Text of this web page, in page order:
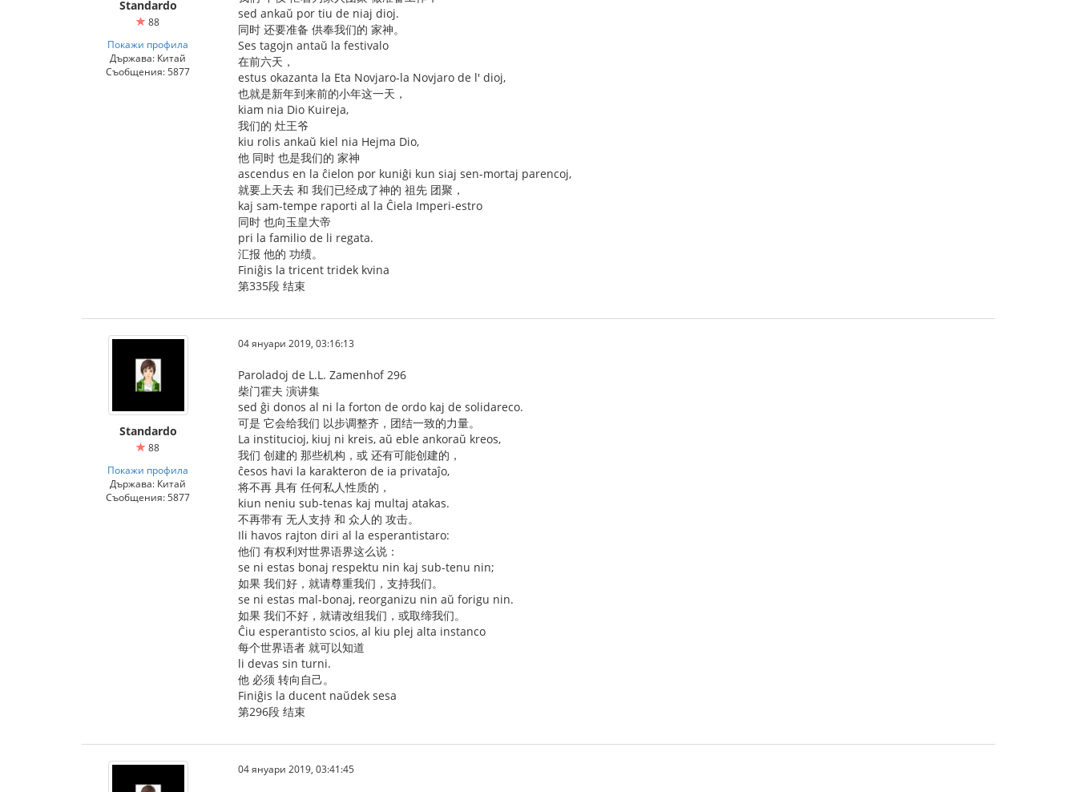
Standardo
88
Покажи профила
Държава: Китай
Съобщения: 5877
sed ankaŭ por tiu de niaj dioj.
同时 还要准备 供奉我们的 家神。
Ses tagojn antaŭ la festivalo
在前六天，
estus okazanta la Eta Novjaro-la Novjaro de l' dioj,
也就是新年到来前的小年这一天，
kiam nia Dio Kuireja,
我们的 灶王爷
kiu rolis ankaŭ kiel nia Hejma Dio,
他 同时 也是我们的 家神
ascendus en la ĉielon por kuniĝi kun siaj sen-mortaj parencoj,
就要上天去 和 我们已经成了神的 祖先 团聚，
kaj sam-tempe raporti al la Ĉiela Imperi-estro
同时 也向玉皇大帝
pri la familio de li regata.
汇报 他的 功绩。
Finiĝis la tricent tridek kvina
第335段 结束
Standardo
88
Покажи профила
Държава: Китай
Съобщения: 5877
04 януари 2019, 03:16:13
Paroladoj de L.L. Zamenhof 296
柴门霍夫 演讲集
sed ĝi donos al ni la forton de ordo kaj de solidareco.
可是 它会给我们 以步调整齐，团结一致的力量。
La institucioj, kiuj ni kreis, aŭ eble ankoraŭ kreos,
我们 创建的 那些机构，或 还有可能创建的，
ĉesos havi la karakteron de ia privataĵo,
将不再 具有 任何私人性质的，
kiun neniu sub-tenas kaj multaj atakas.
不再带有 无人支持 和 众人的 攻击。
Ili havos rajton diri al la esperantistaro:
他们 有权利对世界语界这么说：
se ni estas bonaj respektu nin kaj sub-tenu nin;
如果 我们好，就请尊重我们，支持我们。
se ni estas mal-bonaj, reorganizu nin aŭ forigu nin.
如果 我们不好，就请改组我们，或取缔我们。
Ĉiu esperantisto scios, al kiu plej alta instanco
每个世界语者 就可以知道
li devas sin turni.
他 必须 转向自己。
Finiĝis la ducent naŭdek sesa
第296段 结束
04 януари 2019, 03:41:45